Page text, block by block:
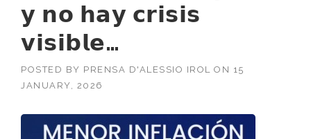
𝘆 𝗻𝗼 𝗵𝗮𝘆 𝗰𝗿𝗶𝘀𝗶𝘀
𝘃𝗶𝘀𝗶𝗯𝗹𝗲…
POSTED BY PRENSA D'ALESSIO IROL ON 15
JANUARY, 2026